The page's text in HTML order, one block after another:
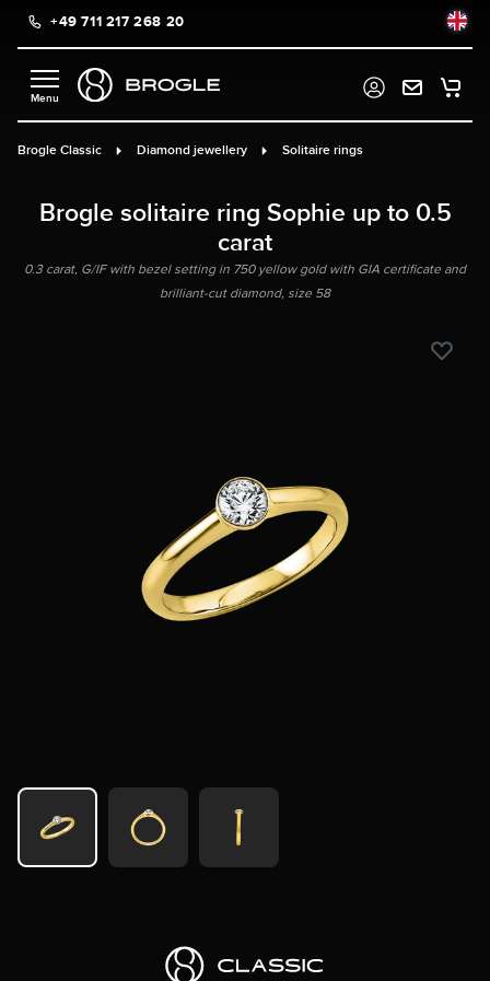
content+49 711 217 268 20
Brogle Classic Diamond jewellery Solitaire rings
Brogle solitaire ring Sophie up to 0.5
carat
0.3 carat, G/IF with bezel setting in 750 yellow gold with GIA certificate and
brilliant-cut diamond, size 58